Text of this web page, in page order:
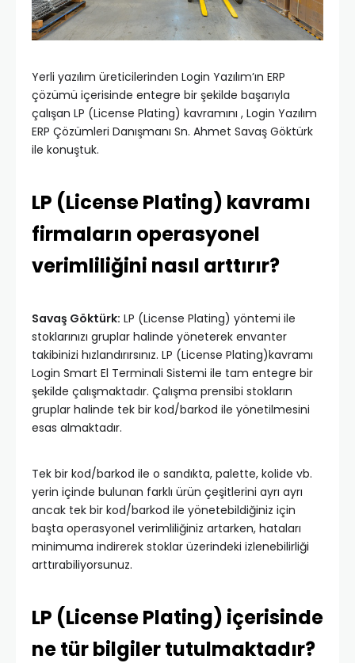
Yerli yazılım üreticilerinden Login Yazılım’ın ERP
çözümü içerisinde entegre bir şekilde başarıyla
çalışan LP (License Plating) kavramını , Login Yazılım
ERP Çözümleri Danışmanı Sn. Ahmet Savaş Göktürk
ile konuştuk.
LP (License Plating) kavramı
firmaların operasyonel
verimliliğini nasıl arttırır?
Savaş Göktürk: LP (License Plating) yöntemi ile
stoklarınızı gruplar halinde yöneterek envanter
takibinizi hızlandırırsınız. LP (License Plating)kavramı
Login Smart El Terminali Sistemi ile tam entegre bir
şekilde çalışmaktadır. Çalışma prensibi stokların
gruplar halinde tek bir kod/barkod ile yönetilmesini
esas almaktadır.
Tek bir kod/barkod ile o sandıkta, palette, kolide vb.
yerin içinde bulunan farklı ürün çeşitlerini ayrı ayrı
ancak tek bir kod/barkod ile yönetebildiğiniz için
başta operasyonel verimliliğiniz artarken, hataları
minimuma indirerek stoklar üzerindeki izlenebilirliği
arttırabiliyorsunuz.
LP (License Plating) içerisinde
ne tür bilgiler tutulmaktadır?